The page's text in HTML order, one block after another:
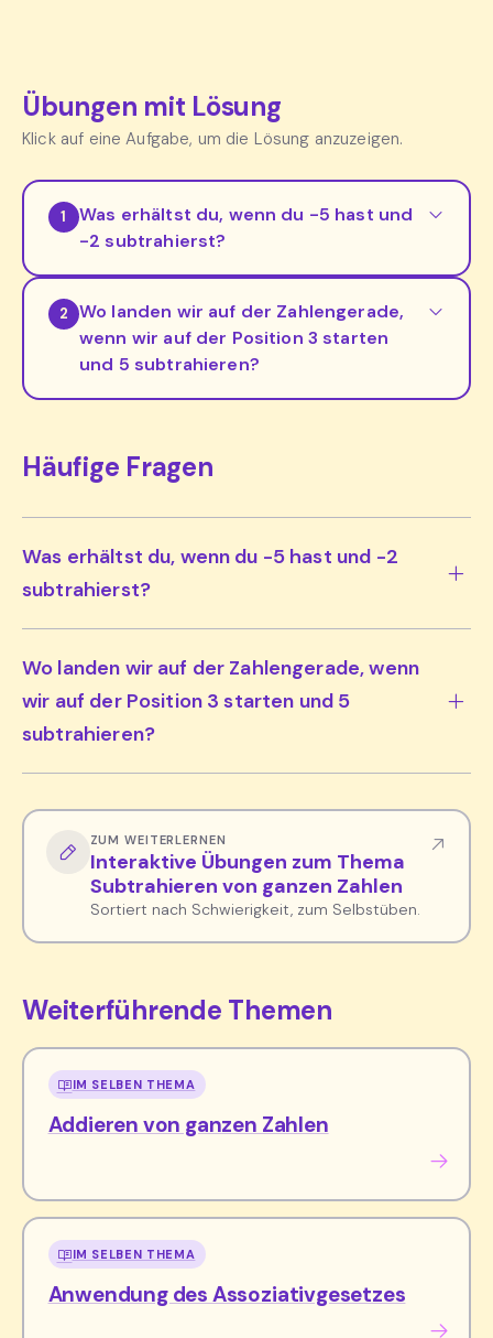
Übungen mit Lösung
Klick auf eine Aufgabe, um die Lösung anzuzeigen.
1
Was erhältst du, wenn du -5 hast und
-2 subtrahierst?
2
Wo landen wir auf der Zahlengerade,
wenn wir auf der Position 3 starten
und 5 subtrahieren?
Häufige Fragen
Was erhältst du, wenn du -5 hast und -2
subtrahierst?
Wo landen wir auf der Zahlengerade, wenn
wir auf der Position 3 starten und 5
subtrahieren?
ZUM WEITERLERNEN
Interaktive Übungen zum Thema
Subtrahieren von ganzen Zahlen
Sortiert nach Schwierigkeit, zum Selbstüben.
Weiterführende Themen
IM SELBEN THEMA
Addieren von ganzen Zahlen
IM SELBEN THEMA
Anwendung des Assoziativgesetzes